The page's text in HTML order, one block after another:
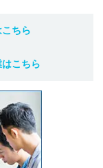
ちら
こちら